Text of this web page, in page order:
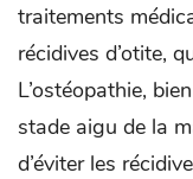
traitements
récidives d’otite,
L’ostéopathie,
stade aigu de la
d’éviter les